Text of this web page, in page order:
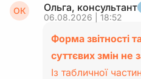
ОК Ольга, консультант
06.08.2026 | 18:52
Форма звітності
суттєвих змін не
Із табличної